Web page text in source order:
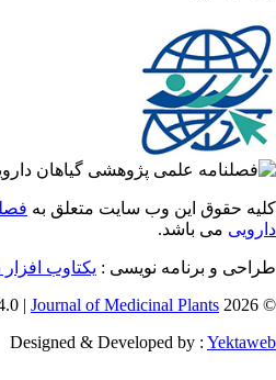
حقوق این وب سایت متعلق به
می باشد.
و برنامه نویسی :یکتاوب افزار
Journal of Medicinal Plants
Designed & Developed by :